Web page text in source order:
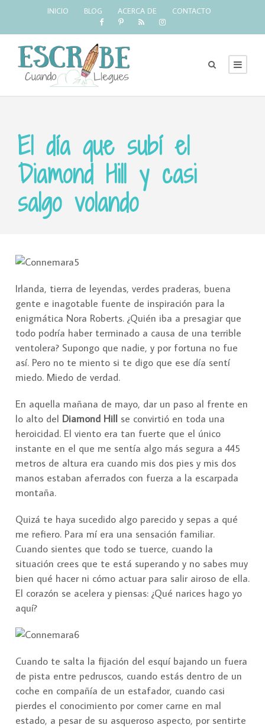
INICIO BLOG ACERCA DE CONTACTO
El día que subí el
Diamond Hill y casi
salgo volando
Irlanda, tierra de leyendas, verdes praderas, buena
gente e inagotable fuente de inspiración para la
enigmática Nora Roberts. ¿Quién iba a presagiar que
todo podría haber terminado a causa de una terrible
ventolera? Supongo que nadie, y por fortuna no fue
así. Pero no te miento si te digo que ese día sentí
miedo. Miedo de verdad.
En aquella mañana de mayo, dar un paso al frente en
lo alto del Diamond Hill se convirtió en toda una
heroicidad. El viento era tan fuerte que el único
instante en el que me sentía algo más segura a 445
metros de altura era cuando mis dos pies y mis dos
manos estaban aferrados con fuerza a la escarpada
montaña.
Quizá te haya sucedido algo parecido y sepas a qué
me refiero. Para mí era una sensación familiar.
Cuando sientes que todo se tuerce, cuando la
situación crees que te está superando y no sabes muy
bien qué hacer ni cómo actuar para salir airoso de ella.
El corazón se acelera y piensas: ¿Qué narices hago yo
aquí?
Cuando te salta la fijación del esquí bajando un fuera
de pista entre pedruscos, cuando estás dentro de un
coche en compañía de un estafador, cuando casi
pierdes el conocimiento por comer carne en mal
estado, a pesar de su asqueroso aspecto, por sentirte